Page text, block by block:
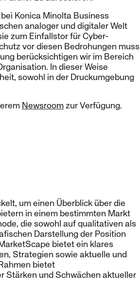
Konica Minolta Business
analoger und digitaler Welt
zum Einfallstor für Cyber-
vor diesen Bedrohungen muss
berücksichtigen wir im Bereich
In dieser Weise
sowohl in der Druckumgebung
Newsroomzur Verfügung.
um einen Überblick über die
in einem bestimmten Markt
die sowohl auf qualitativen als
Darstellung der Position
bietet ein klares
Strategien sowie aktuelle und
bietet
Stärken und Schwächen aktueller